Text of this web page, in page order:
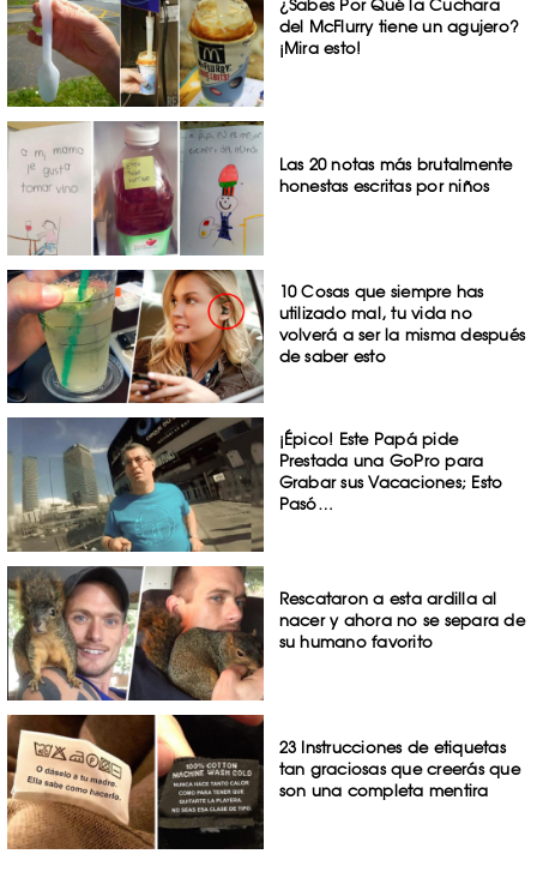
¿Sabes Por Qué la Cuchara
del McFlurry tiene un agujero?
¡Mira esto!
Las 20 notas más brutalmente
honestas escritas por niños
10 Cosas que siempre has
utilizado mal, tu vida no
volverá a ser la misma después
de saber esto
¡Épico! Este Papá pide
Prestada una GoPro para
Grabar sus Vacaciones; Esto
Pasó…
Rescataron a esta ardilla al
nacer y ahora no se separa de
su humano favorito
23 Instrucciones de etiquetas
tan graciosas que creerás que
son una completa mentira